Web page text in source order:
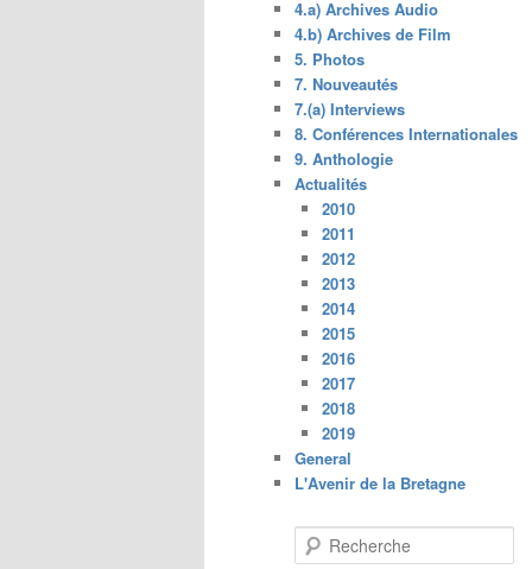
4.a) Archives Audio
4.b) Archives de Film
5. Photos
7. Nouveautés
7.(a) Interviews
8. Conférences Internationales
9. Anthologie
Actualités
2010
2011
2012
2013
2014
2015
2016
2017
2018
2019
General
L'Avenir de la Bretagne
e